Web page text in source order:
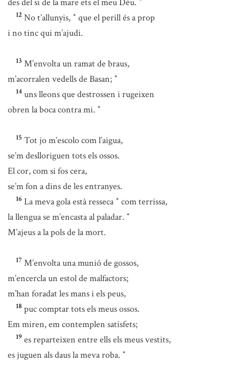
12 No t’allunyis, * que el perill és a prop
i no tinc qui m’ajudi.
13 M’envolta un ramat de braus,
m’acorralen vedells de Basan; *
14 uns lleons que destrossen i rugeixen
obren la boca contra mi. *
15 Tot jo m’escolo com l’aigua,
se’m deslloriguen tots els ossos.
El cor, com si fos cera,
se’m fon a dins de les entranyes.
16 La meva gola està resseca * com terrissa,
la llengua se m’encasta al paladar. *
M’ajeus a la pols de la mort.
17 M’envolta una munió de gossos,
m’encercla un estol de malfactors;
m’han foradat les mans i els peus,
18 puc comptar tots els meus ossos.
Em miren, em contemplen satisfets;
19 es reparteixen entre ells els meus vestits,
es juguen als daus la meva roba. *